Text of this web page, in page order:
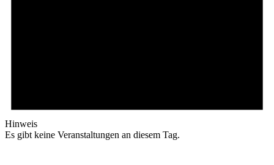
Hinweis
Es gibt keine Veranstaltungen an diesem Tag.